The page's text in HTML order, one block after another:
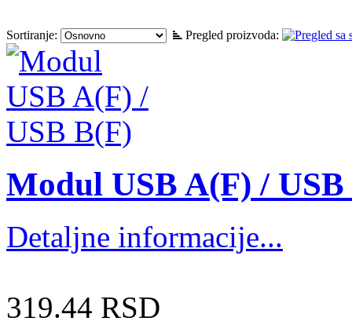
Sortiranje: Pregled proizvoda:
Modul USB A(F) /
Detaljne informacije...
319.44 RSD